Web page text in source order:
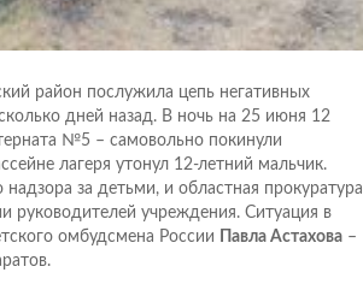
район послужила цепь негативных
дней назад. В ночь на 25 июня 12
№5 – самовольно покинули
лагеря утонул 12-летний мальчик.
за детьми, и областная прокуратура
руководителей учреждения. Ситуация в
омбудсмена России Павла Астахова–